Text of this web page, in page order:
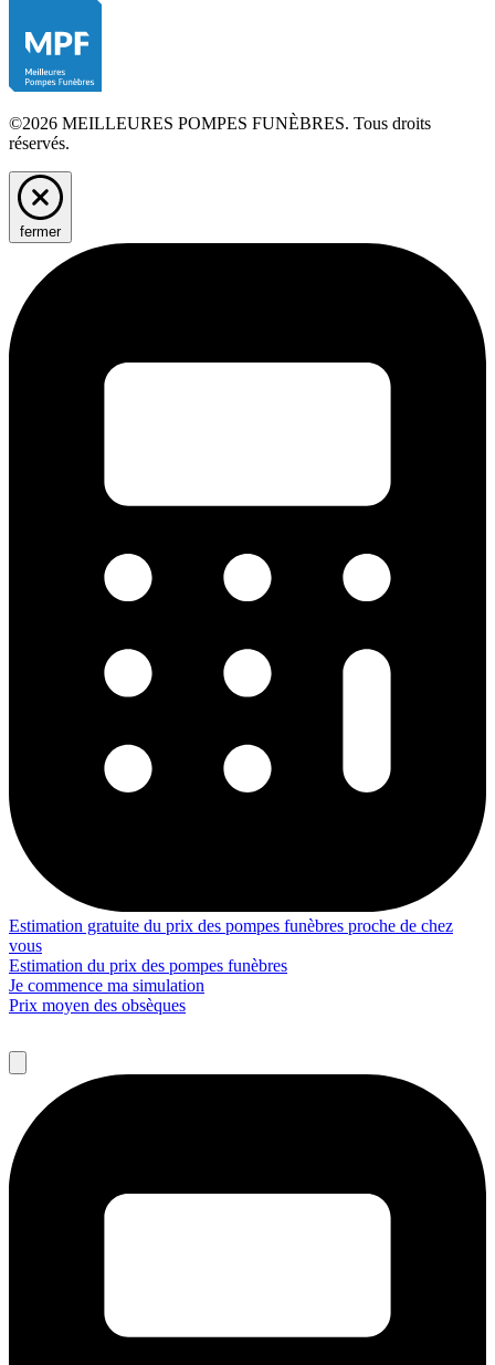
©2026 MEILLEURES POMPES FUNÈBRES. Tous droits
réservés.
fermer
Estimation gratuite du prix des pompes funèbres proche de chez
vous
Estimation du prix des pompes funèbres
Je commence ma simulation
Prix moyen des obsèques